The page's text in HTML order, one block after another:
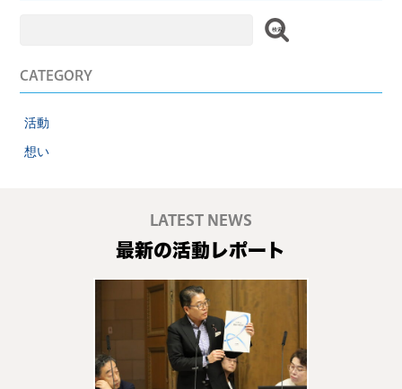
CATEGORY
活動
想い
LATEST NEWS
最新の活動レポート